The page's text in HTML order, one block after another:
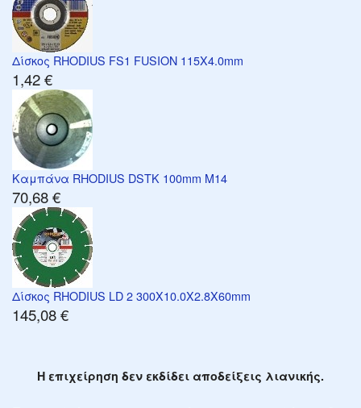
Δίσκος RHODIUS FS1 FUSION 115X4.0mm
1,42 €
Καμπάνα RHODIUS DSTK 100mm M14
70,68 €
Δίσκος RHODIUS LD 2 300X10.0X2.8X60mm
145,08 €
Η επιχείρηση δεν εκδίδει αποδείξεις λιανικής.